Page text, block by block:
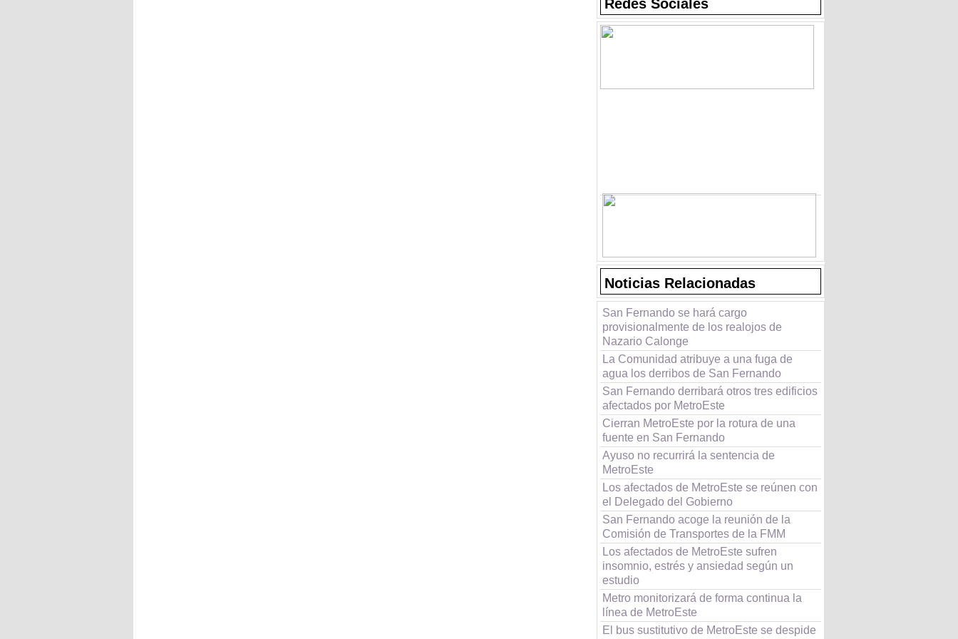
Redes Sociales
Noticias Relacionadas
San Fernando se hará cargo
provisionalmente de los realojos de
Nazario Calonge
La Comunidad atribuye a una fuga de
agua los derribos de San Fernando
San Fernando derribará otros tres edificios
afectados por MetroEste
Cierran MetroEste por la rotura de una
fuente en San Fernando
Ayuso no recurrirá la sentencia de
MetroEste
Los afectados de MetroEste se reúnen con
el Delegado del Gobierno
San Fernando acoge la reunión de la
Comisión de Transportes de la FMM
Los afectados de MetroEste sufren
insomnio, estrés y ansiedad según un
estudio
Metro monitorizará de forma continua la
línea de MetroEste
El bus sustitutivo de MetroEste se despide